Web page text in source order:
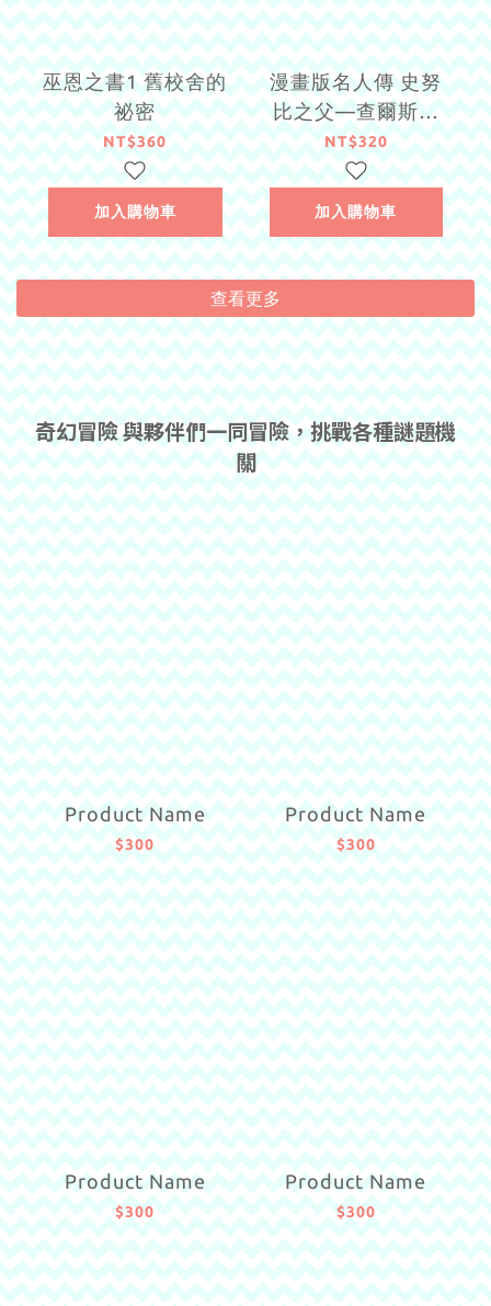
巫恩之書1 舊校舍的
祕密
NT$360
加入購物車
漫畫版名人傳 史努
比之父—查爾斯．
舒茲
NT$320
加入購物車
查看更多
奇幻冒險 與夥伴們一同冒險，挑戰各種謎題機
關
Product Name
$300
Product Name
$300
Product Name
$300
Product Name
$300